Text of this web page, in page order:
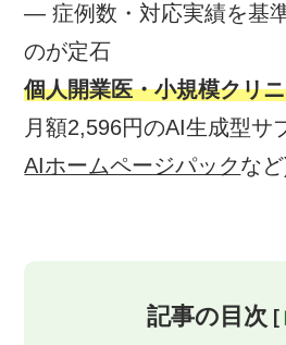
— 症例数・対応実績を基
のが定石
個人開業医・小規模クリ
月額2,596円のAI生成型サ
AIホームページパックな
記事の目次 [